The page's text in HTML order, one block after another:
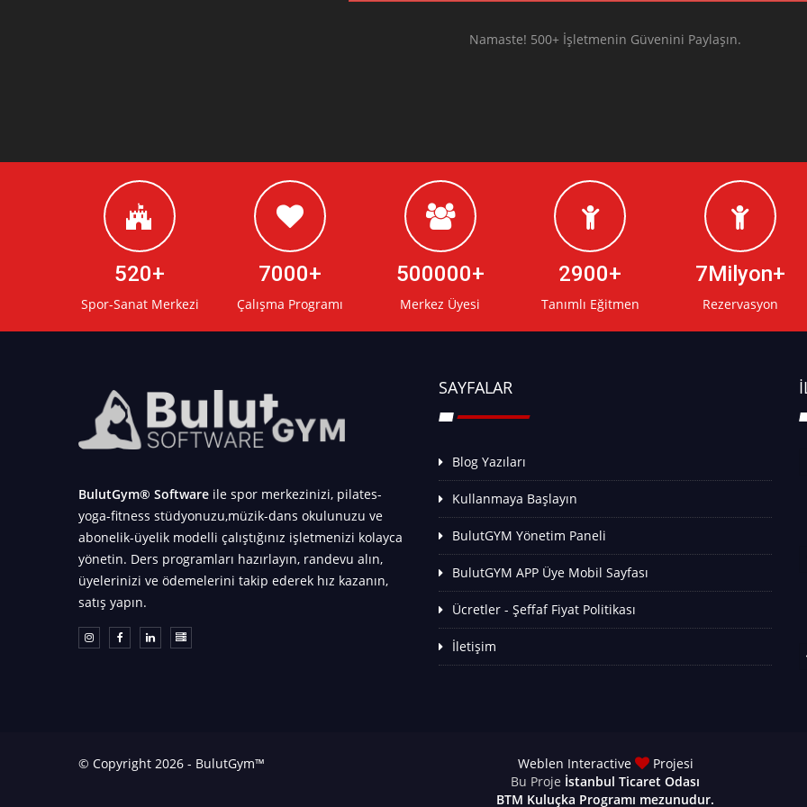
Namaste! 500+ İşletmenin Güvenini Paylaşın.
520
Spor-Sanat Merkezi
7000
Çalışma Programı
500000
Merkez Üyesi
2900
Tanımlı Eğitmen
7Milyon
Rezervasyon
BulutGym® Software ile spor merkezinizi, pilates-
yoga-fitness stüdyonuzu,müzik-dans okulunuzu ve
abonelik-üyelik modelli çalıştığınız işletmenizi kolayca
yönetin. Ders programları hazırlayın, randevu alın,
üyelerinizi ve ödemelerini takip ederek hız kazanın,
satış yapın.
SAYFALAR
Blog Yazıları
Kullanmaya Başlayın
BulutGYM Yönetim Paneli
BulutGYM APP Üye Mobil Sayfası
Ücretler - Şeffaf Fiyat Politikası
İletişim
© Copyright 2026 - BulutGym™ Weblen Interactive
Projesi
Bu Proje İstanbul Ticaret Odası
BTM Kuluçka Programı mezunudur.